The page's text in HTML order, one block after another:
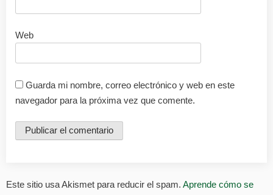
Web
Guarda mi nombre, correo electrónico y web en este
navegador para la próxima vez que comente.
Este sitio usa Akismet para reducir el spam. Aprende cómo se